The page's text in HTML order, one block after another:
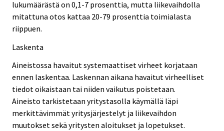
lukumäärästä on 0,1-7 prosenttia, mutta liikevaihdolla
mitattuna otos kattaa 20-79 prosenttia toimialasta
riippuen.
Laskenta
Aineistossa havaitut systemaattiset virheet korjataan
ennen laskentaa. Laskennan aikana havaitut virheelliset
tiedot oikaistaan tai niiden vaikutus poistetaan.
Aineisto tarkistetaan yritystasolla käymällä läpi
merkittävimmät yritysjärjestelyt ja liikevaihdon
muutokset sekä yritysten aloitukset ja lopetukset.